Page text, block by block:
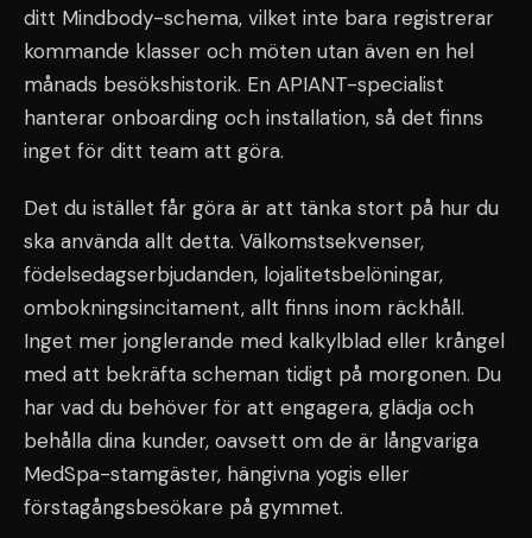
ditt Mindbody-schema, vilket inte bara registrerar
kommande klasser och möten utan även en hel
månads besökshistorik. En APIANT-specialist
hanterar onboarding och installation, så det finns
inget för ditt team att göra.
Det du istället får göra är att tänka stort på hur du
ska använda allt detta. Välkomstsekvenser,
födelsedagserbjudanden, lojalitetsbelöningar,
ombokningsincitament, allt finns inom räckhåll.
Inget mer jonglerande med kalkylblad eller krångel
med att bekräfta scheman tidigt på morgonen. Du
har vad du behöver för att engagera, glädja och
behålla dina kunder, oavsett om de är långvariga
MedSpa-stamgäster, hängivna yogis eller
förstagångsbesökare på gymmet.